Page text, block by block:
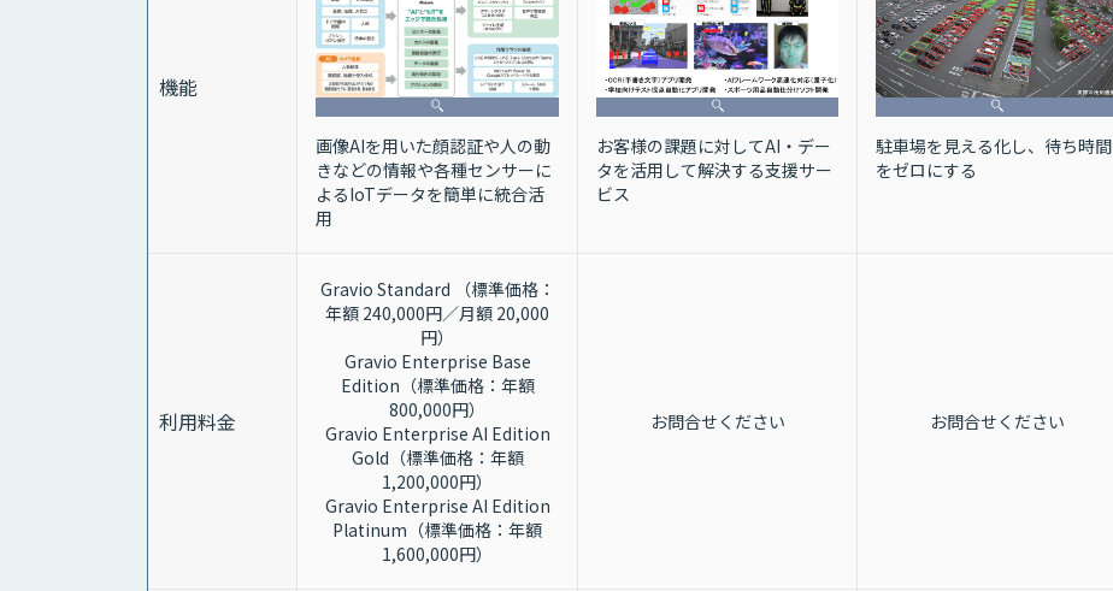
機能
画像AIを用いた顔認証や人の動
きなどの情報や各種センサーに
よるIoTデータを簡単に統合活
用
お客様の課題に対してAI・デー
タを活用して解決する支援サー
ビス
駐車場を見える化し、待ち時間
をゼロにする
利用料金
Gravio Standard （標準価格：
年額 240,000円／月額 20,000
円）
Gravio Enterprise Base
Edition（標準価格：年額
800,000円）
Gravio Enterprise AI Edition
Gold（標準価格：年額
1,200,000円）
Gravio Enterprise AI Edition
Platinum（標準価格：年額
1,600,000円）
お問合せください お問合せください